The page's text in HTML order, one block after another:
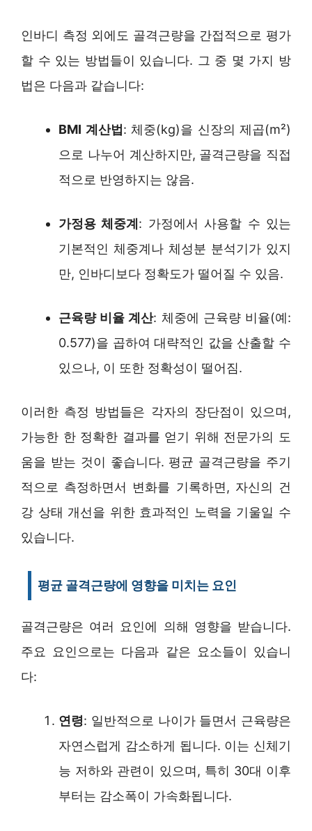
인바디 측정 외에도 골격근량을 간접적으로 평가
할 수 있는 방법들이 있습니다. 그 중 몇 가지 방
법은 다음과 같습니다:
BMI 계산법: 체중(kg)을 신장의 제곱(m²)
으로 나누어 계산하지만, 골격근량을 직접
적으로 반영하지는 않음.
가정용 체중계: 가정에서 사용할 수 있는
기본적인 체중계나 체성분 분석기가 있지
만, 인바디보다 정확도가 떨어질 수 있음.
근육량 비율 계산: 체중에 근육량 비율(예:
0.577)을 곱하여 대략적인 값을 산출할 수
있으나, 이 또한 정확성이 떨어짐.
이러한 측정 방법들은 각자의 장단점이 있으며,
가능한 한 정확한 결과를 얻기 위해 전문가의 도
움을 받는 것이 좋습니다. 평균 골격근량을 주기
적으로 측정하면서 변화를 기록하면, 자신의 건
강 상태 개선을 위한 효과적인 노력을 기울일 수
있습니다.
평균 골격근량에 영향을 미치는 요인
골격근량은 여러 요인에 의해 영향을 받습니다.
주요 요인으로는 다음과 같은 요소들이 있습니
다:
연령: 일반적으로 나이가 들면서 근육량은
자연스럽게 감소하게 됩니다. 이는 신체기
능 저하와 관련이 있으며, 특히 30대 이후
부터는 감소폭이 가속화됩니다.